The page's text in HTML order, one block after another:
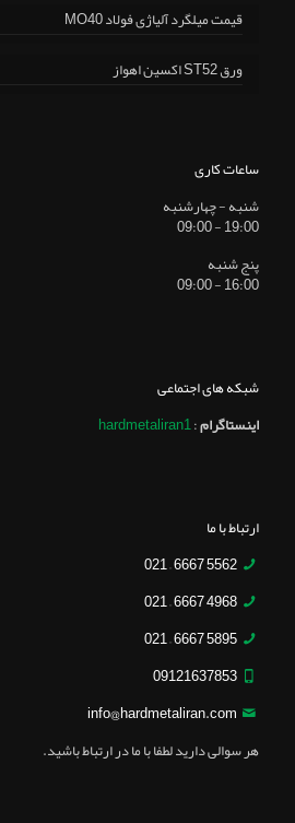
قیمت میلگرد آلیاژی فولاد MO40
ورق ST52 اکسین اهواز
ساعات کاری
شنبه - چهارشنبه
19:00 - 09:00
پنج شنبه
16:00 - 09:00
شبکه های اجتماعی
اینستاگرام:
hardmetaliran1
ارتباط با ما
5562 6667 – 021
4968 6667 – 021
5895 6667 – 021
09121637853
info@hardmetaliran.com
هر سوالی دارید لطفا با ما در ارتباط باشید.